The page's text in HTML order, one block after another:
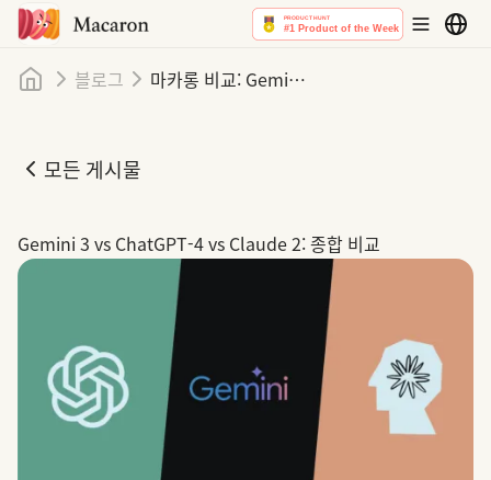
홈 블로그 마카롱 비교: Gemini 3 vs ChatGPT‑4 vs Claude 2
모든 게시물
마카롱 비교: Gemini 3 vs ChatGPT‑4 vs Claude 2
Gemini 3 vs ChatGPT‑4 vs Claude 2: 종합 비교